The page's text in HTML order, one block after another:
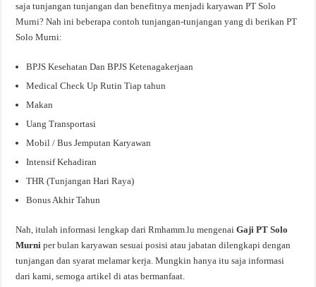
saja tunjangan tunjangan dan benefitnya menjadi karyawan PT Solo
Murni? Nah ini beberapa contoh tunjangan-tunjangan yang di berikan PT
Solo Murni:
BPJS Kesehatan Dan BPJS Ketenagakerjaan
Medical Check Up Rutin Tiap tahun
Makan
Uang Transportasi
Mobil / Bus Jemputan Karyawan
Intensif Kehadiran
THR (Tunjangan Hari Raya)
Bonus Akhir Tahun
Nah, itulah informasi lengkap dari Rmhamm.lu mengenaiGaji PT Solo
Murniper bulan karyawan sesuai posisi atau jabatan dilengkapi dengan
tunjangan dan syarat melamar kerja. Mungkin hanya itu saja informasi
dari kami, semoga artikel di atas bermanfaat.